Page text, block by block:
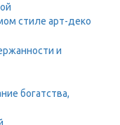
стиле арт-деко
и
богатства,